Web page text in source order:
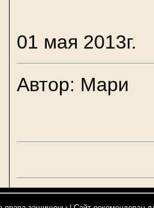
01 мая 2013г.
Автор: Мари